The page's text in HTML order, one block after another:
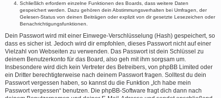
Schließlich erfordern einzelne Funktionen des Boards, dass weitere Daten
gespeichert werden. Dazu gehören dein Abstimmungsverhalten bei Umfragen, der
Gelesen-Status von deinen Beiträgen oder explizit von dir gesetzte Lesezeichen oder
Benachrichtigungsfunktionen.
Dein Passwort wird mit einer Einwege-Verschlüsselung (Hash) gespeichert, so
dass es sicher ist. Jedoch wird dir empfohlen, dieses Passwort nicht auf einer
Vielzahl von Webseiten zu verwenden. Das Passwort ist dein Schlüssel zu
deinem Benutzerkonto für das Board, also geh mit ihm sorgsam um.
Insbesondere wird dich kein Vertreter des Betreibers, von phpBB Limited oder
ein Dritter berechtigterweise nach deinem Passwort fragen. Solltest du dein
Passwort vergessen haben, so kannst du die Funktion „Ich habe mein
Passwort vergessen“ benutzen. Die phpBB-Software fragt dich dann nach